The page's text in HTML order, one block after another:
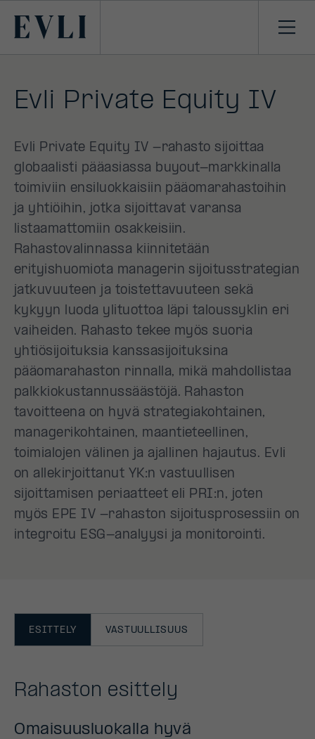
Primary
Avaa
Evli Private Equity IV
Evli Private Equity IV -rahasto sijoittaa
globaalisti pääasiassa buyout-markkinalla
toimiviin ensiluokkaisiin pääomarahastoihin
ja yhtiöihin, jotka sijoittavat varansa
listaamattomiin osakkeisiin.
Rahastovalinnassa kiinnitetään
erityishuomiota managerin sijoitusstrategian
jatkuvuuteen ja toistettavuuteen sekä
kykyyn luoda ylituottoa läpi taloussyklin eri
vaiheiden. Rahasto tekee myös suoria
yhtiösijoituksia kanssasijoituksina
pääomarahaston rinnalla, mikä mahdollistaa
palkkiokustannussäästöjä. Rahaston
tavoitteena on hyvä strategiakohtainen,
managerikohtainen, maantieteellinen,
toimialojen välinen ja ajallinen hajautus. Evli
on allekirjoittanut YK:n vastuullisen
sijoittamisen periaatteet eli PRI:n, joten
myös EPE IV -rahaston sijoitusprosessiin on
integroitu ESG-analyysi ja monitorointi.
ESITTELY VASTUULLISUUS
Rahaston esittely
Omaisuusluokalla hyvä